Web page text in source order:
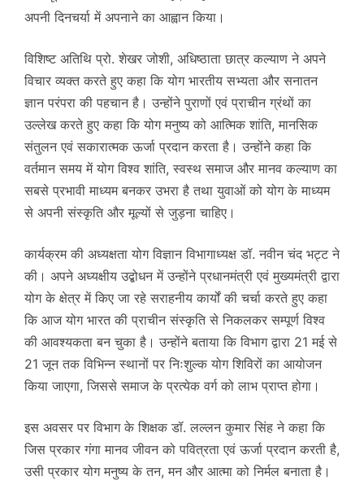
अपनी दिनचर्या में अपनाने का आह्वान किया।
विशिष्ट अतिथि प्रो. शेखर जोशी, अधिष्ठाता छात्र कल्याण ने अपने
विचार व्यक्त करते हुए कहा कि योग भारतीय सभ्यता और सनातन
ज्ञान परंपरा की पहचान है। उन्होंने पुराणों एवं प्राचीन ग्रंथों का
उल्लेख करते हुए कहा कि योग मनुष्य को आत्मिक शांति, मानसिक
संतुलन एवं सकारात्मक ऊर्जा प्रदान करता है। उन्होंने कहा कि
वर्तमान समय में योग विश्व शांति, स्वस्थ समाज और मानव कल्याण का
सबसे प्रभावी माध्यम बनकर उभरा है तथा युवाओं को योग के माध्यम
से अपनी संस्कृति और मूल्यों से जुड़ना चाहिए।
कार्यक्रम की अध्यक्षता योग विज्ञान विभागाध्यक्ष डॉ. नवीन चंद भट्ट ने
की। अपने अध्यक्षीय उद्बोधन में उन्होंने प्रधानमंत्री एवं मुख्यमंत्री द्वारा
योग के क्षेत्र में किए जा रहे सराहनीय कार्यों की चर्चा करते हुए कहा
कि आज योग भारत की प्राचीन संस्कृति से निकलकर सम्पूर्ण विश्व
की आवश्यकता बन चुका है। उन्होंने बताया कि विभाग द्वारा 21 मई से
21 जून तक विभिन्न स्थानों पर निःशुल्क योग शिविरों का आयोजन
किया जाएगा, जिससे समाज के प्रत्येक वर्ग को लाभ प्राप्त होगा।
इस अवसर पर विभाग के शिक्षक डॉ. लल्लन कुमार सिंह ने कहा कि
जिस प्रकार गंगा मानव जीवन को पवित्रता एवं ऊर्जा प्रदान करती है,
उसी प्रकार योग मनुष्य के तन, मन और आत्मा को निर्मल बनाता है।